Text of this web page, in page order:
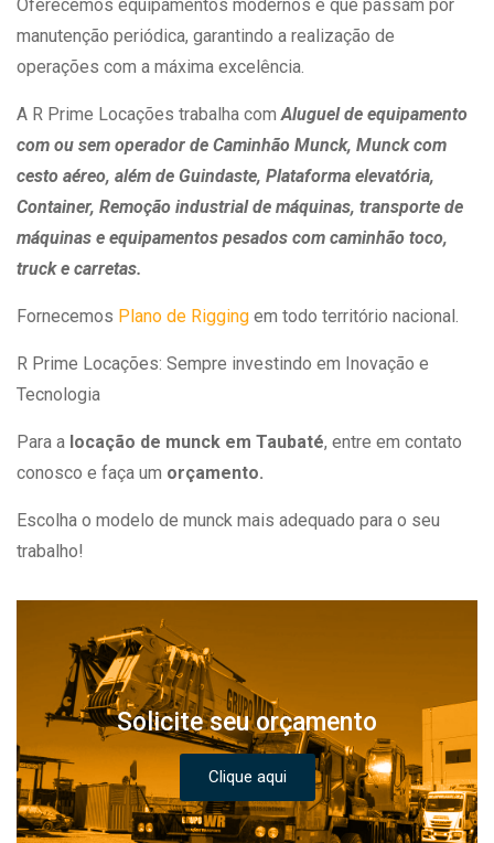
Oferecemos equipamentos modernos e que passam por
manutenção periódica, garantindo a realização de
operações com a máxima excelência.
A R Prime Locações trabalha com Aluguel de equipamento
com ou sem operador de Caminhão Munck, Munck com
cesto aéreo, além de Guindaste, Plataforma elevatória,
Container, Remoção industrial de máquinas, transporte de
máquinas e equipamentos pesados com caminhão toco,
truck e carretas.
Fornecemos Plano de Rigging em todo território nacional.
R Prime Locações: Sempre investindo em Inovação e
Tecnologia
Para a locação de munck em Taubaté, entre em contato
conosco e faça um orçamento.
Escolha o modelo de munck mais adequado para o seu
trabalho!
Solicite seu orçamento
Clique aqui